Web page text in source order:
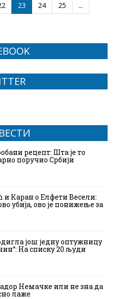
23 24 25
...
рецепт: Шта је то
поручио Србији
и Каран о Елфети Весели:
убија, ово је понижење за
још једну оптужницу
На списку 20 људи
Немачке или не зна да
лаже